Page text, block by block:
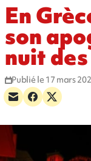
En
son
nuit
Publié le 17 mars